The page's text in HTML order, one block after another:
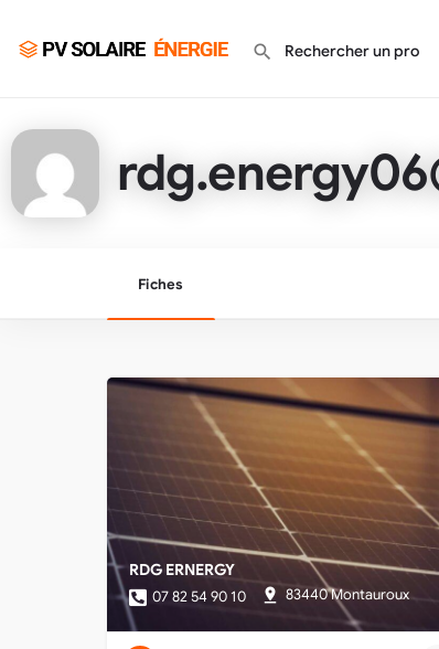
Fiches
RDG ERNERGY
07 82 54 90 10 83440 Montauroux